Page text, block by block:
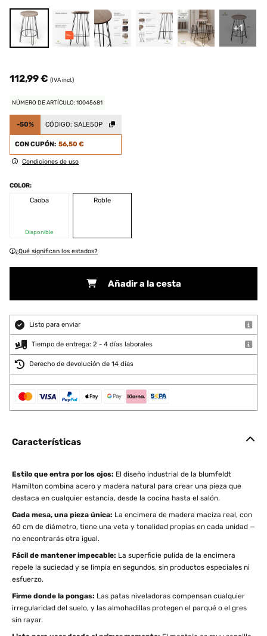
+1
112,99 € (IVA incl.)
NÚMERO DE ARTÍCULO: 10045681
-50% CÓDIGO: SALE50P
CON CUPÓN: 56,50 €
Condiciones de uso
COLOR:
Caoba
Disponible
Roble
¿Qué significan los estados?
Añadir a la cesta
Listo para enviar
Tiempo de entrega: 2 - 4 días laborales
Derecho de devolución de 14 días
Características
Estilo que entra por los ojos: El diseño industrial de la blumfeldt
Hamilton combina acero y madera natural para crear una pieza que
destaca en cualquier estancia, desde la cocina hasta el salón.
Cada mesa, una pieza única: La encimera de madera maciza real, con
60 cm de diámetro, tiene una veta y tonalidad propias en cada unidad —
no encontrarás otra igual.
Fácil de mantener impecable: La superficie pulida de la encimera
repele la suciedad y se limpia en segundos, sin productos especiales ni
esfuerzo.
Firme donde la pongas: Las patas niveladoras compensan cualquier
irregularidad del suelo, y las almohadillas protegen el parqué o el gres
sin rayar.